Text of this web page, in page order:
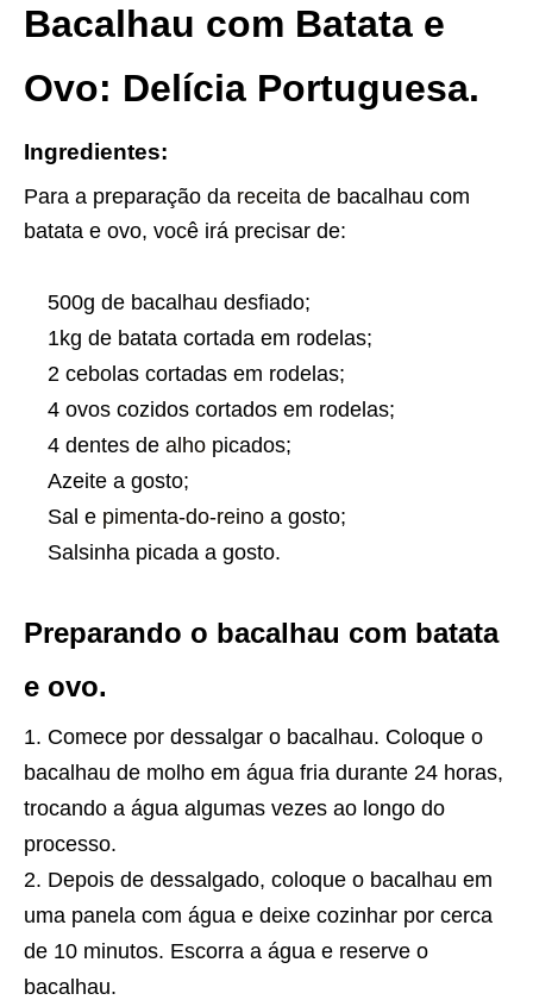
Bacalhau com Batata e
Ovo: Delícia Portuguesa.
Ingredientes:
Para a preparação da receita de bacalhau com
batata e ovo, você irá precisar de:
500g de bacalhau desfiado;
1kg de batata cortada em rodelas;
2 cebolas cortadas em rodelas;
4 ovos cozidos cortados em rodelas;
4 dentes de alho picados;
Azeite a gosto;
Sal e pimenta-do-reino a gosto;
Salsinha picada a gosto.
Preparando o bacalhau com batata
e ovo.
Comece por dessalgar o bacalhau. Coloque o
bacalhau de molho em água fria durante 24 horas,
trocando a água algumas vezes ao longo do
processo.
Depois de dessalgado, coloque o bacalhau em
uma panela com água e deixe cozinhar por cerca
de 10 minutos. Escorra a água e reserve o
bacalhau.